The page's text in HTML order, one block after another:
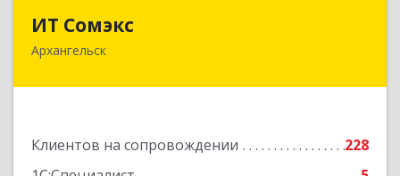
ИТ Сомэкс
Архангельск
Клиентов на сопровождении
228
163001, Архангельская обл, Архангельск г,
Подробнее